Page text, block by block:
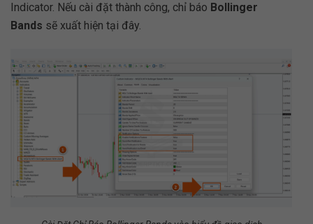
Indicator. Nếu cài đặt thành công, chỉ báo Bollinger
Bands sẽ xuất hiện tại đây.